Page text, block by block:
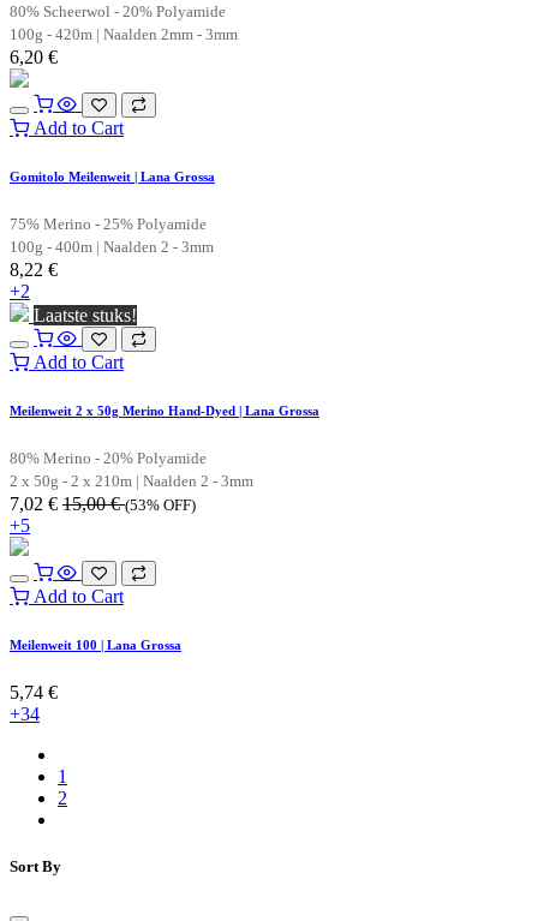
80% Scheerwol - 20% Polyamide
100g - 420m | Naalden 2mm - 3mm
6,20 €
Add to Cart
Gomitolo Meilenweit | Lana Grossa
75% Merino - 25% Polyamide
100g - 400m | Naalden 2 - 3mm
8,22 €
+2
Laatste stuks!
Add to Cart
Meilenweit 2 x 50g Merino Hand-Dyed | Lana Grossa
80% Merino - 20% Polyamide
2 x 50g - 2 x 210m | Naalden 2 - 3mm
7,02 € 15,00€ (53% OFF)
+5
Add to Cart
Meilenweit 100 | Lana Grossa
5,74 €
+34
1
2
Sort By